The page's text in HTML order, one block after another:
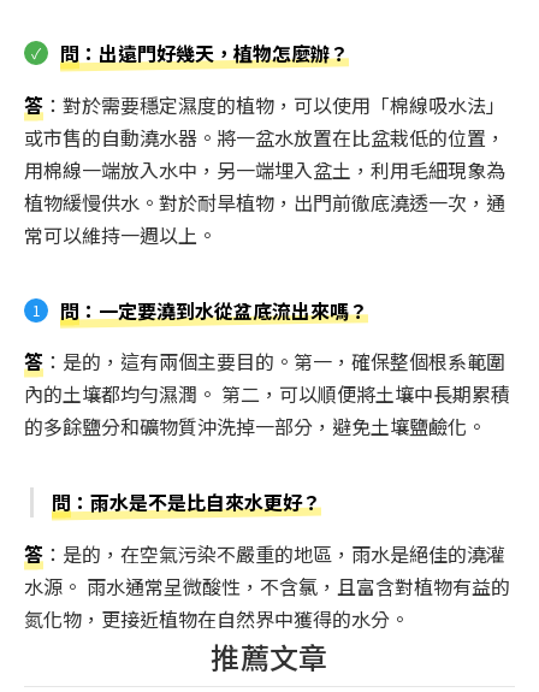
問 ：出遠門好幾天，植物怎麼辦？
答 ：對於需要穩定濕度的植物，可以使用「棉線吸水法」
或市售的自動澆水器。將一盆水放置在比盆栽低的位置，
用棉線一端放入水中，另一端埋入盆土，利用毛細現象為
植物緩慢供水。對於耐旱植物，出門前徹底澆透一次，通
常可以維持一週以上。
問 ：一定要澆到水從盆底流出來嗎？
答 ：是的，這有兩個主要目的。第一，確保整個根系範圍
內的土壤都均勻濕潤。 第二，可以順便將土壤中長期累積
的多餘鹽分和礦物質沖洗掉一部分，避免土壤鹽鹼化。
問 ：雨水是不是比自來水更好？
答 ：是的，在空氣污染不嚴重的地區，雨水是絕佳的澆灌
水源。 雨水通常呈微酸性，不含氯，且富含對植物有益的
氮化物，更接近植物在自然界中獲得的水分。
推薦文章